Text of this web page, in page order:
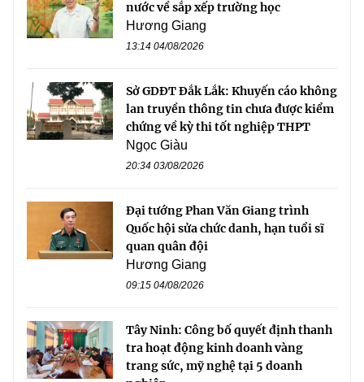
nước về sắp xếp trường học
Hương Giang
13:14 04/08/2026
Sở GDĐT Đắk Lắk: Khuyến cáo không
lan truyền thông tin chưa được kiểm
chứng về kỳ thi tốt nghiệp THPT
Ngọc Giàu
20:34 03/08/2026
Đại tướng Phan Văn Giang trình
Quốc hội sửa chức danh, hạn tuổi sĩ
quan quân đội
Hương Giang
09:15 04/08/2026
Tây Ninh: Công bố quyết định thanh
tra hoạt động kinh doanh vàng
trang sức, mỹ nghệ tại 5 doanh